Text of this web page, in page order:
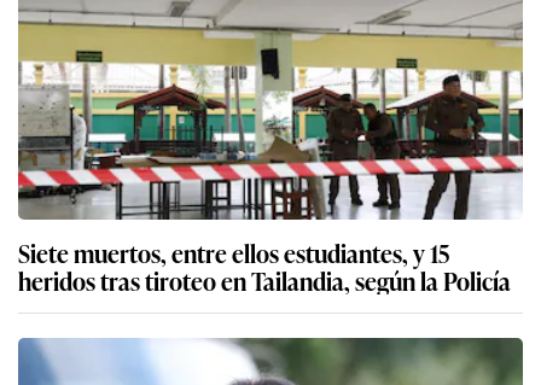
Siete muertos, entre ellos estudiantes, y 15
heridos tras tiroteo en Tailandia, según la Policía